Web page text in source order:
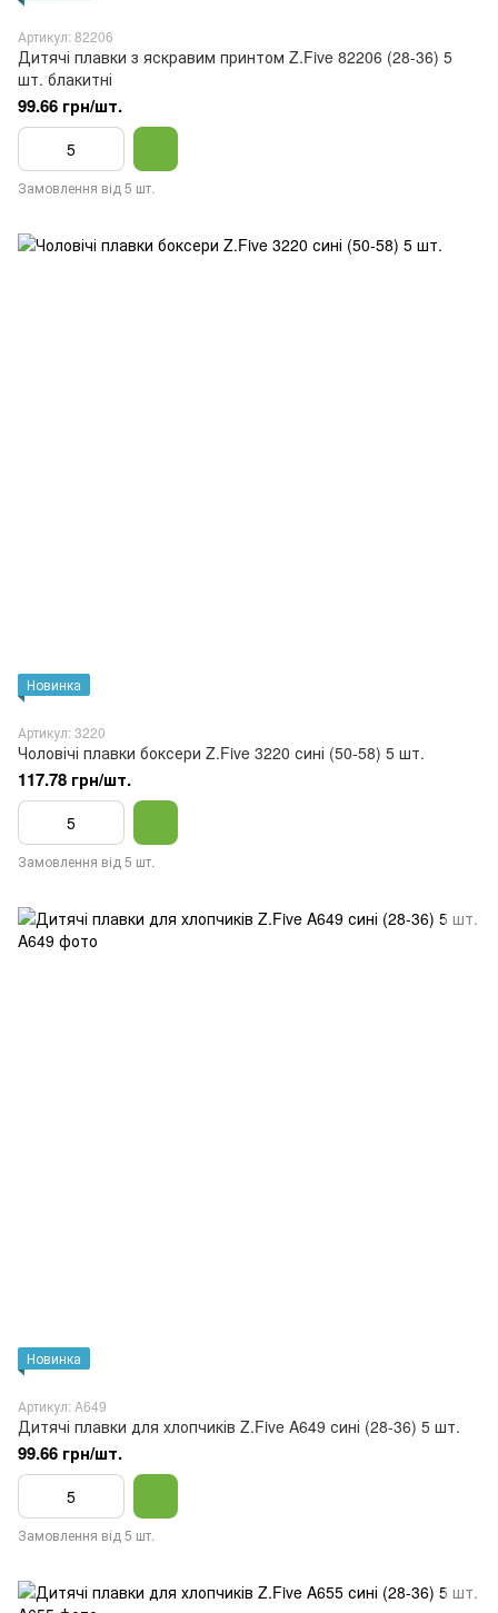
Артикул: 82206
Дитячі плавки з яскравим принтом Z.Five 82206 (28-36) 5
шт. блакитні
99.66 грн/шт.
Замовлення від 5 шт.
Новинка
Артикул: 3220
Чоловічі плавки боксери Z.Five 3220 сині (50-58) 5 шт.
117.78 грн/шт.
Замовлення від 5 шт.
Новинка
Артикул: A649
Дитячі плавки для хлопчиків Z.Five A649 сині (28-36) 5 шт.
99.66 грн/шт.
Замовлення від 5 шт.